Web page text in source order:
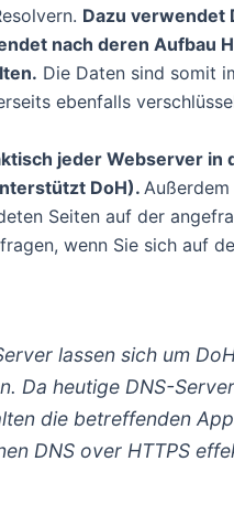
Dazu verwendet
nach deren Aufbau
Die Daten sind somit
ebenfalls
jeder Webserver in
DoH).
Seiten auf der
wenn Sie sich auf
lassen sich um
Da heutige DNS-
die betreffenden
DNS over HTTPS